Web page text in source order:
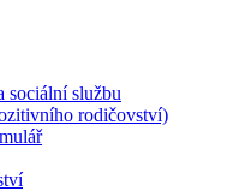
sociální službu
rodičovství)